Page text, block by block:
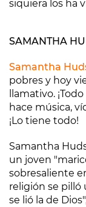
siquiera los ha
SAMANTHA
Samantha
pobres y hoy
llamativo.
hace música,
¡Lo tiene todo!
Samantha
un joven
sobresaliente
religión se pilló
se lió la de